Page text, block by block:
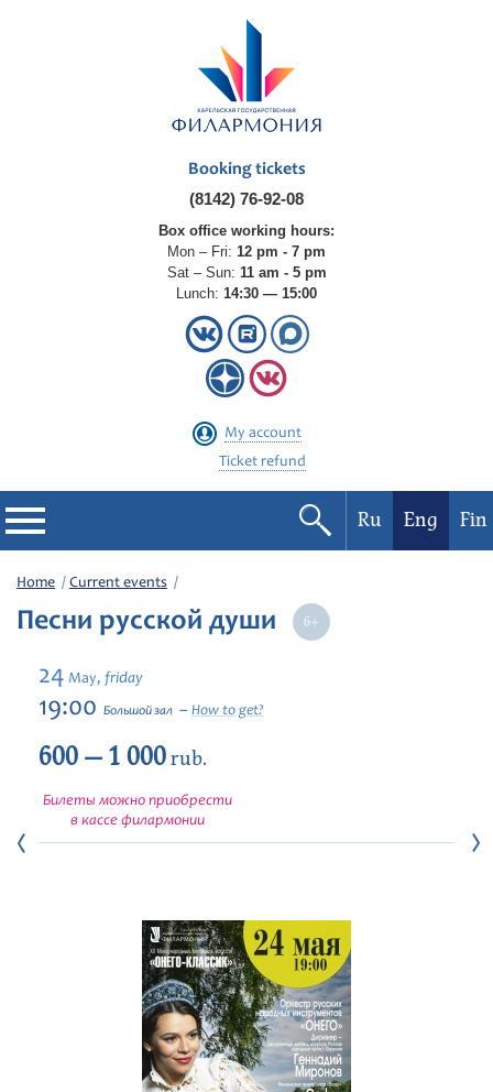
Booking tickets
(8142) 76-92-08
Box office working hours:
Mon – Fri: 12 pm - 7 pm
Sat – Sun: 11 am - 5 pm
Lunch: 14:30 — 15:00
My account
Ticket refund
Philharmonic
Current events
Festivals
Ru Eng Fin
Home Current events
Песни русской души
24 May, friday
19:00 Большой зал How to get?
600 — 1 000rub.
Билеты можно приобрести
в кассе филармонии